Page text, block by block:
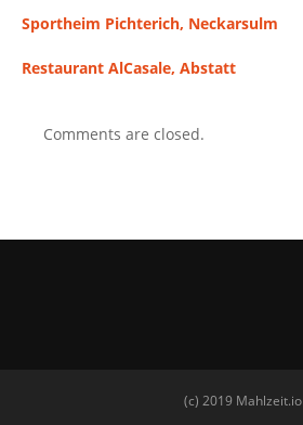
Sportheim Pichterich, Neckarsulm
Restaurant AlCasale, Abstatt
Comments are closed.
(c) 2019 Mahlzeit.io